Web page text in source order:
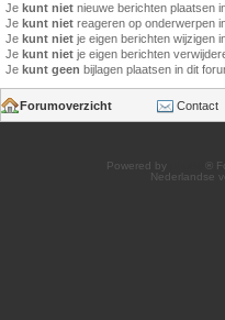
Je kunt niet nieuwe berichten plaatsen
Je kunt niet reageren op onderwerpen
Je kunt niet je eigen berichten wijzigen
Je kunt niet je eigen berichten
Je kunt geen bijlagen plaatsen in dit
Forumoverzicht Contact
Powered by
®
Nederlandse